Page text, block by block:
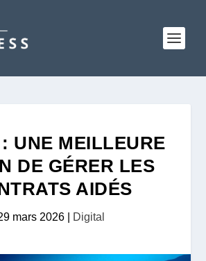
UNE MEILLEURE
DE GÉRER LES
AIDÉS
mars 2026| Digital